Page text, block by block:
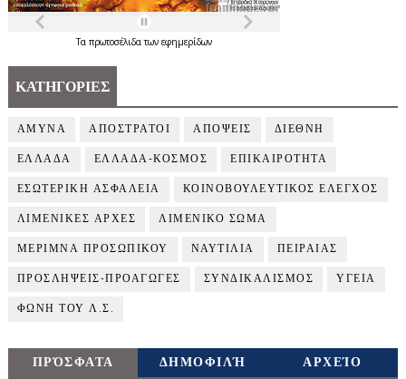
Τα πρωτοσέλιδατων εφημερίδων
ΚΑΤΗΓΟΡΙΕΣ
ΑΜΥΝΑ ΑΠΟΣΤΡΑΤΟΙ ΑΠΟΨΕΙΣ ΔΙΕΘΝΗ
ΕΛΛΑΔΑ ΕΛΛΑΔΑ-ΚΟΣΜΟΣ ΕΠΙΚΑΙΡΟΤΗΤΑ
ΕΣΩΤΕΡΙΚΗ ΑΣΦΑΛΕΙΑ ΚΟΙΝΟΒΟΥΛΕΥΤΙΚΟΣ ΕΛΕΓΧΟΣ
ΛΙΜΕΝΙΚΕΣ ΑΡΧΕΣ ΛΙΜΕΝΙΚΟ ΣΩΜΑ
ΜΕΡΙΜΝΑ ΠΡΟΣΩΠΙΚΟΥ ΝΑΥΤΙΛΙΑ ΠΕΙΡΑΙΑΣ
ΠΡΟΣΛΗΨΕΙΣ-ΠΡΟΑΓΩΓΕΣ ΣΥΝΔΙΚΑΛΙΣΜΟΣ ΥΓΕΙΑ
ΦΩΝΗ ΤΟΥ Λ.Σ.
ΠΡΌΣΦΑΤΑ ΔΗΜΟΦΙΛΉ ΑΡΧΕΊΟ